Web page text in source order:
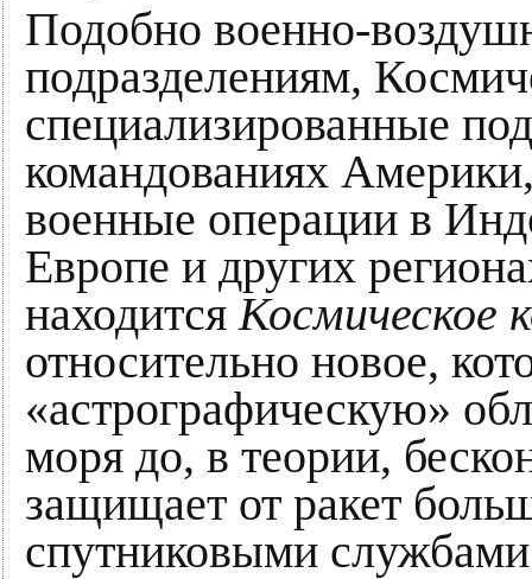
Подобно военно-
подразделениям,
специализированные
командованиях
военные операции в
Европе и других
находится Космическое
относительно новое,
«астрографическую»
моря до, в теории,
защищает от ракет
спутниковыми